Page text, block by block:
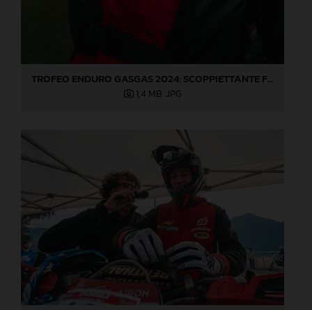
TROFEO ENDURO GASGAS 2024: SCOPPIETTANTE FINALE DI STAGIONE A LOVERE!
1,4 MB .JPG